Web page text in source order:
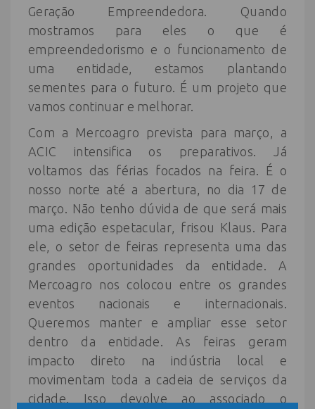
Geração Empreendedora. Quando
mostramos para eles o que é
empreendedorismo e o funcionamento de
uma entidade, estamos plantando
sementes para o futuro. É um projeto que
vamos continuar e melhorar.
Com a Mercoagro prevista para março, a
ACIC intensifica os preparativos. Já
voltamos das férias focados na feira. É o
nosso norte até a abertura, no dia 17 de
março. Não tenho dúvida de que será mais
uma edição espetacular, frisou Klaus. Para
ele, o setor de feiras representa uma das
grandes oportunidades da entidade. A
Mercoagro nos colocou entre os grandes
eventos nacionais e internacionais.
Queremos manter e ampliar esse setor
dentro da entidade. As feiras geram
impacto direto na indústria local e
movimentam toda a cadeia de serviços da
cidade. Isso devolve ao associado o